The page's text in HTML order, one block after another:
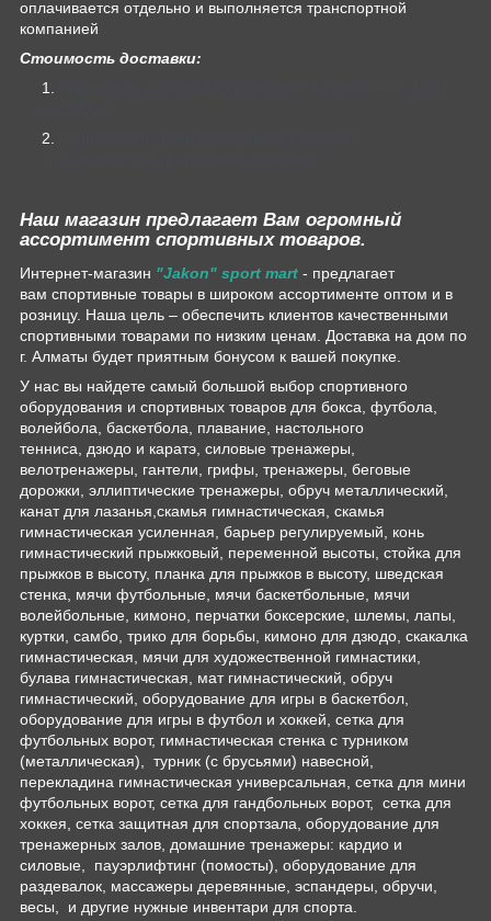
оплачивается отдельно и выполняется транспортной
компанией
Стоимость доставки:
Наш магазин предлагает Вам огромный
ассортимент спортивных товаров.
Интернет-магазин "Jakon" sport mart - предлагает
вам спортивные товары в широком ассортименте оптом и в
розницу. Наша цель – обеспечить клиентов качественными
спортивными товарами по низким ценам. Доставка на дом по
г. Алматы будет приятным бонусом к вашей покупке.
У нас вы найдете самый большой выбор спортивного
оборудования и спортивных товаров для бокса, футбола,
волейбола, баскетбола, плавание, настольного
тенниса, дзюдо и каратэ, силовые тренажеры,
велотренажеры, гантели, грифы, тренажеры, беговые
дорожки, эллиптические тренажеры, обруч металлический,
канат для лазанья,скамья гимнастическая, скамья
гимнастическая усиленная, барьер регулируемый, конь
гимнастический прыжковый, переменной высоты, стойка для
прыжков в высоту, планка для прыжков в высоту, шведская
стенка, мячи футбольные, мячи баскетбольные, мячи
волейбольные, кимоно, перчатки боксерские, шлемы, лапы,
куртки, самбо, трико для борьбы, кимоно для дзюдо, скакалка
гимнастическая, мячи для художественной гимнастики,
булава гимнастическая, мат гимнастический, обруч
гимнастический, оборудование для игры в баскетбол,
оборудование для игры в футбол и хоккей, сетка для
футбольных ворот, гимнастическая стенка с турником
(металлическая), турник (с брусьями) навесной,
перекладина гимнастическая универсальная, сетка для мини
футбольных ворот, сетка для гандбольных ворот, сетка для
хоккея, сетка защитная для спортзала, оборудование для
тренажерных залов, домашние тренажеры: кардио и
силовые, пауэрлифтинг (помосты), оборудование для
раздевалок, массажеры деревянные, эспандеры, обручи,
весы, и другие нужные инвентари для спорта.